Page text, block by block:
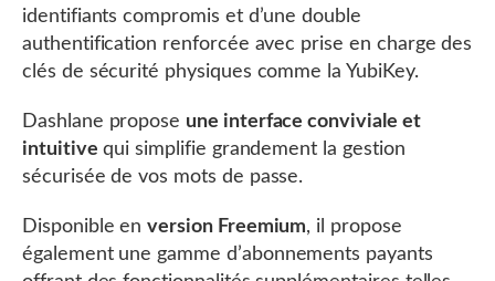
identifiants compromis et d’une double
authentification renforcée avec prise en charge des
clés de sécurité physiques comme la YubiKey.
Dashlane propose une interface conviviale et
intuitive qui simplifie grandement la gestion
sécurisée de vos mots de passe.
Disponible enversion Freemium, il propose
également une gamme d’abonnements payants